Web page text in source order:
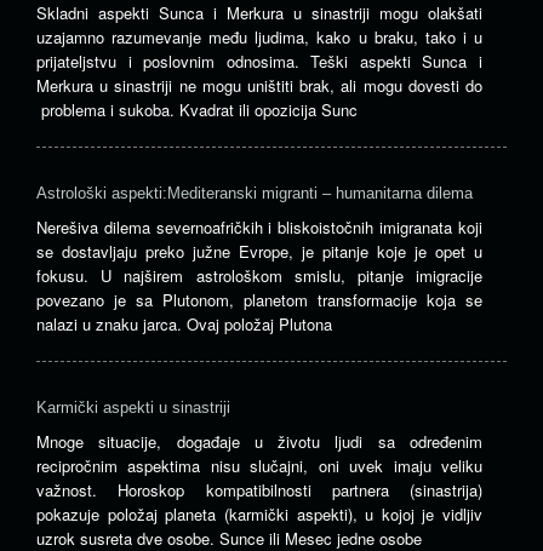
Skladni aspekti Sunca i Merkura u sinastriji mogu olakšati
uzajamno razumevanje među ljudima, kako u braku, tako i u
prijateljstvu i poslovnim odnosima. Teški aspekti Sunca i
Merkura u sinastriji ne mogu uništiti brak, ali mogu dovesti do
problema i sukoba. Kvadrat ili opozicija Sunc
Astrološki aspekti:Mediteranski migranti – humanitarna dilema
Nerešiva ​​dilema severnoafričkih i bliskoistočnih imigranata koji
se dostavljaju preko južne Evrope, je pitanje koje je opet u
fokusu. U najširem astrološkom smislu, pitanje imigracije
povezano je sa Plutonom, planetom transformacije koja se
nalazi u znaku jarca. Ovaj položaj Plutona
Karmički aspekti u sinastriji
Mnoge situacije, događaje u životu ljudi sa određenim
recipročnim aspektima nisu slučajni, oni uvek imaju veliku
važnost. Horoskop kompatibilnosti partnera (sinastrija)
pokazuje položaj planeta (karmički aspekti), u kojoj je vidljiv
uzrok susreta dve osobe. Sunce ili Mesec jedne osobe